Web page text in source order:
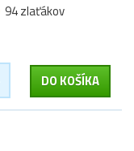
94 zlaťákov
DO KOŠÍKA